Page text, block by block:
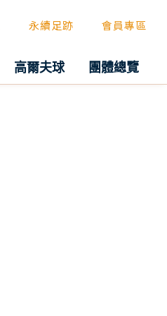
永續足跡 會員專區
高爾夫球 團體總覽